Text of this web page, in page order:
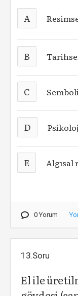
A
B
C
D
E Algısal
0 Yorum
13.Soru
El ile